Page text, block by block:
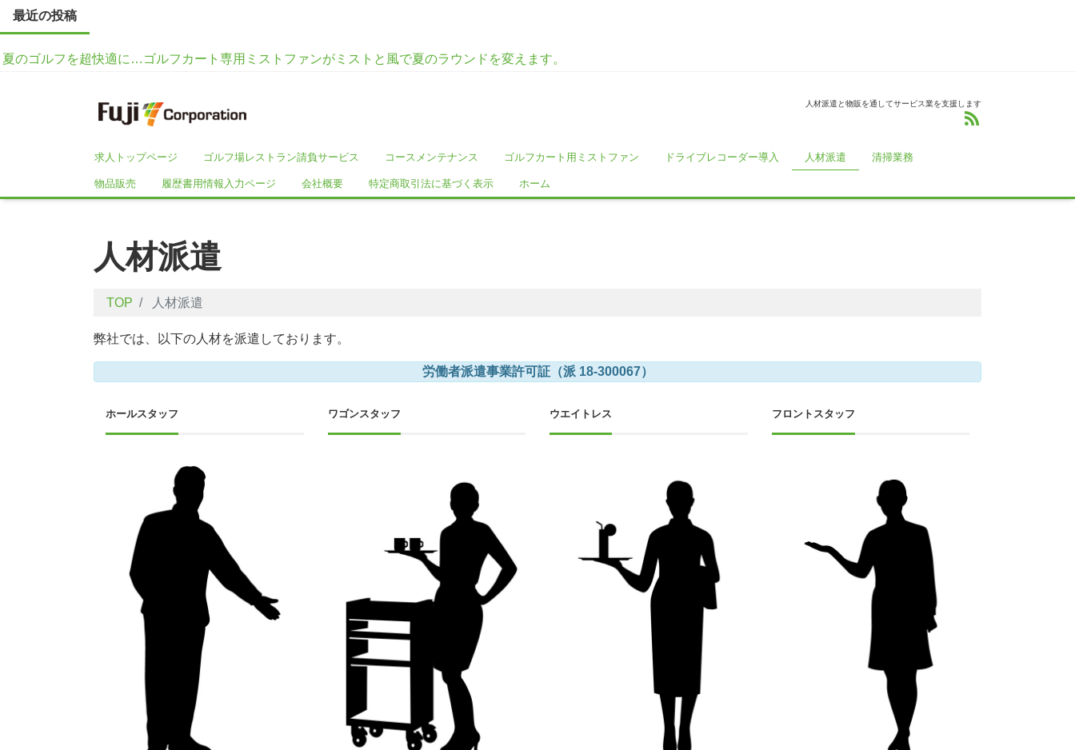
最近の投稿
夏のゴルフを超快適に…ゴルフカート専用ミストファンがミストと風で夏のラウンドを変えます。
人材派遣と物販を通してサービス業を支援します
求人トップページ ゴルフ場レストラン請負サービス コースメンテナンス ゴルフカート用ミストファン ドライブレコーダー導入 人材派遣 清掃業務
物品販売 履歴書用情報入力ページ 会社概要 特定商取引法に基づく表示 ホーム
人材派遣
TOP 人材派遣
弊社では、以下の人材を派遣しております。
労働者派遣事業許可証（派 18-300067）
ホールスタッフ ワゴンスタッフ ウエイトレス フロントスタッフ